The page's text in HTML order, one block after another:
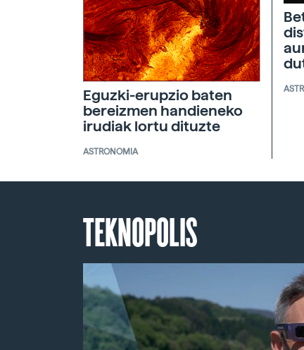
Eguzki-erupzio baten
bereizmen handieneko
irudiak lortu dituzte
ASTRONOMIA
TEKNOPOLIS